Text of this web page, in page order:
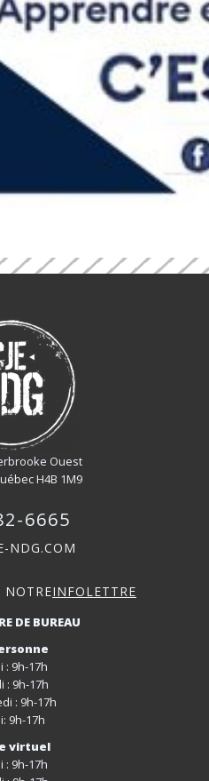
Ouest
H4B 1M9
6665
NDG.COM
NOTREINFOLETTRE
DE BUREAU
: 9h-17h
: 9h-17h
: 9h-17h
9h-17h
virtuel
: 9h-17h